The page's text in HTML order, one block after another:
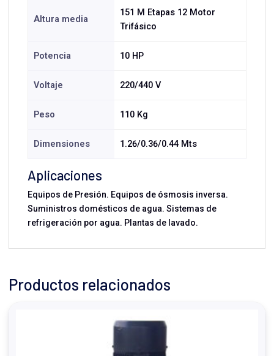
Altura media
151 M Etapas 12 Motor
Trifásico
Potencia 10 HP
Voltaje 220/440 V
Peso 110 Kg
Dimensiones 1.26/0.36/0.44 Mts
Aplicaciones
Equipos de Presión. Equipos de ósmosis inversa.
Suministros domésticos de agua. Sistemas de
refrigeración por agua. Plantas de lavado.
Productos relacionados